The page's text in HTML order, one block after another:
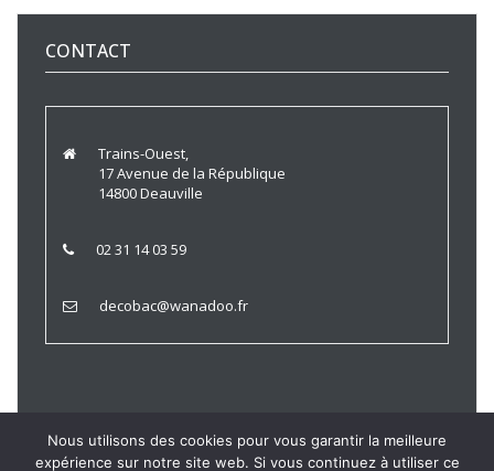
CONTACT
Trains-Ouest,
17 Avenue de la République
14800 Deauville
02 31 14 03 59
decobac@wanadoo.fr
Nous utilisons des cookies pour vous garantir la meilleure
expérience sur notre site web. Si vous continuez à utiliser ce